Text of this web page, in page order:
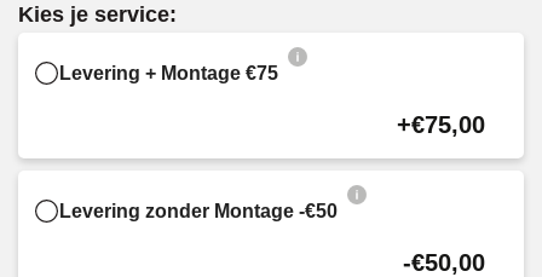
Kies je service:
Levering + Montage €75
+€75,00
Levering zonder Montage -€50
-€50,00